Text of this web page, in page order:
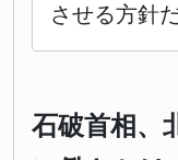
させる方針だ
石破首相、